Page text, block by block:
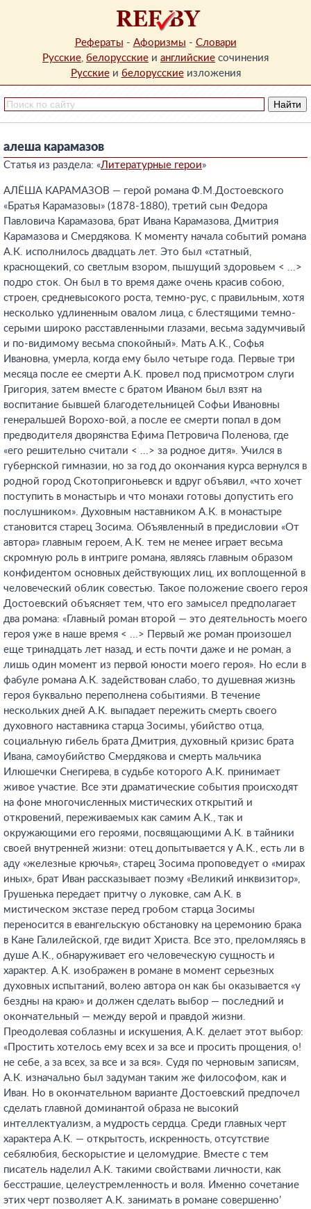
Рефераты - Афоризмы - Словари
Русские, белорусские и английские сочинения
Русскиеи белорусскиеизложения
алеша карамазов
Статья из раздела: «Литературные герои»
АЛЁША КАРАМАЗОВ — герой романа Ф.М.Достоевского
«Братья Карамазовы» (1878-1880), третий сын Федора
Павловича Карамазова, брат Ивана Карамазова, Дмитрия
Карамазова и Смердякова. К моменту начала событий романа
А.К. исполнилось двадцать лет. Это был «статный,
краснощекий, со светлым взором, пышущий здоровьем < ...>
подро сток. Он был в то время даже очень красив собою,
строен, средневысокого роста, темно-рус, с правильным, хотя
несколько удлиненным овалом лица, с блестящими темно-
серыми широко расставленными глазами, весьма задумчивый
и по-видимому весьма спокойный». Мать А.К., Софья
Ивановна, умерла, когда ему было четыре года. Первые три
месяца после ее смерти А.К. провел под присмотром слуги
Григория, затем вместе с братом Иваном был взят на
воспитание бывшей благодетельницей Софьи Ивановны
генеральшей Ворохо-вой, а после ее смерти попал в дом
предводителя дворянства Ефима Петровича Поленова, где
«его решительно считали < ...> за родное дитя». Учился в
губернской гимназии, но за год до окончания курса вернулся в
родной город Скотопригоньевск и вдруг объявил, «что хочет
поступить в монастырь и что монахи готовы допустить его
послушником». Духовным наставником А.К. в монастыре
становится старец Зосима. Объявленный в предисловии «От
автора» главным героем, А.К. тем не менее играет весьма
скромную роль в интриге романа, являясь главным образом
конфидентом основных действующих лиц, их воплощенной в
человеческий облик совестью. Такое положение своего героя
Достоевский объясняет тем, что его замысел предполагает
два романа: «Главный роман второй — это деятельность моего
героя уже в наше время < ...> Первый же роман произошел
еще тринадцать лет назад, и есть почти даже и не роман, а
лишь один момент из первой юности моего героя». Но если в
фабуле романа А.К. задействован слабо, то душевная жизнь
героя буквально переполнена событиями. В течение
нескольких дней А.К. выпадает пережить смерть своего
духовного наставника старца Зосимы, убийство отца,
социальную гибель брата Дмитрия, духовный кризис брата
Ивана, самоубийство Смердякова и смерть мальчика
Илюшечки Снегирева, в судьбе которого А.К. принимает
живое участие. Все эти драматические события происходят
на фоне многочисленных мистических открытий и
откровений, переживаемых как самим А.К., так и
окружающими его героями, посвящающими А.К. в тайники
своей внутренней жизни: отец допытывается у А.К., есть ли в
аду «железные крючья», старец Зосима проповедует о «мирах
иных», брат Иван рассказывает поэму «Великий инквизитор»,
Грушенька передает притчу о луковке, сам А.К. в
мистическом экстазе перед гробом старца Зосимы
переносится в евангельскую обстановку на церемонию брака
в Кане Галилейской, где видит Христа. Все это, преломляясь в
душе А.К., обнаруживает его человеческую сущность и
характер. А.К. изображен в романе в момент серьезных
духовных испытаний, волею автора он как бы оказывается «у
бездны на краю» и должен сделать выбор — последний и
окончательный — между верой и правдой жизни.
Преодолевая соблазны и искушения, А.К. делает этот выбор:
«Простить хотелось ему всех и за все и просить прощения, о!
не себе, а за всех, за все и за вся». Судя по черновым записям,
А.К. изначально был задуман таким же философом, как и
Иван. Но в окончательном варианте Достоевский предпочел
сделать главной доминантой образа не высокий
интеллектуализм, а мудрость сердца. Среди главных черт
характера А.К. — открытость, искренность, отсутствие
себялюбия, бескорыстие и целомудрие. Вместе с тем
писатель наделил А.К. такими свойствами личности, как
бесстрашие, целеустремленность и воля. Именно сочетание
этих черт позволяет А.К. занимать в романе совершенно’